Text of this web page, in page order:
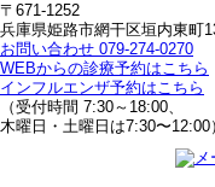
〒671-1252
兵庫県姫路市網干区垣内東町
お問い合わせ 079-274-0270
WEBからの診療予約はこちら
インフルエンザ予約はこちら
（受付時間 7:30～18:00、
木曜日・土曜日は7:30〜12:00